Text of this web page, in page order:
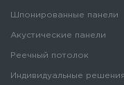
Шпонированные панели
Акустические панели
Реечный потолок
Индивидуальные решения